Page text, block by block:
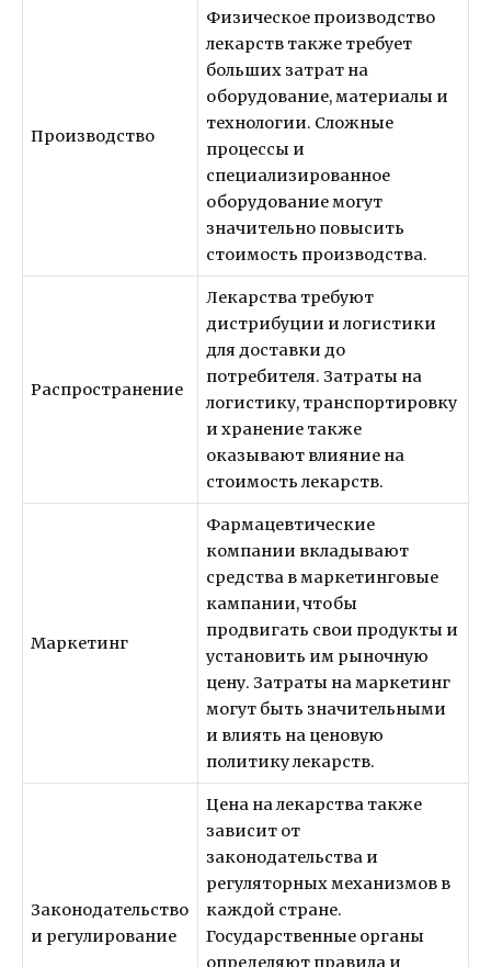
Производство
Физическое производство
лекарств также требует
больших затрат на
оборудование, материалы и
технологии. Сложные
процессы и
специализированное
оборудование могут
значительно повысить
стоимость производства.
Распространение
Лекарства требуют
дистрибуции и логистики
для доставки до
потребителя. Затраты на
логистику, транспортировку
и хранение также
оказывают влияние на
стоимость лекарств.
Маркетинг
Фармацевтические
компании вкладывают
средства в маркетинговые
кампании, чтобы
продвигать свои продукты и
установить им рыночную
цену. Затраты на маркетинг
могут быть значительными
и влиять на ценовую
политику лекарств.
Законодательство
и регулирование
Цена на лекарства также
зависит от
законодательства и
регуляторных механизмов в
каждой стране.
Государственные органы
определяют правила и